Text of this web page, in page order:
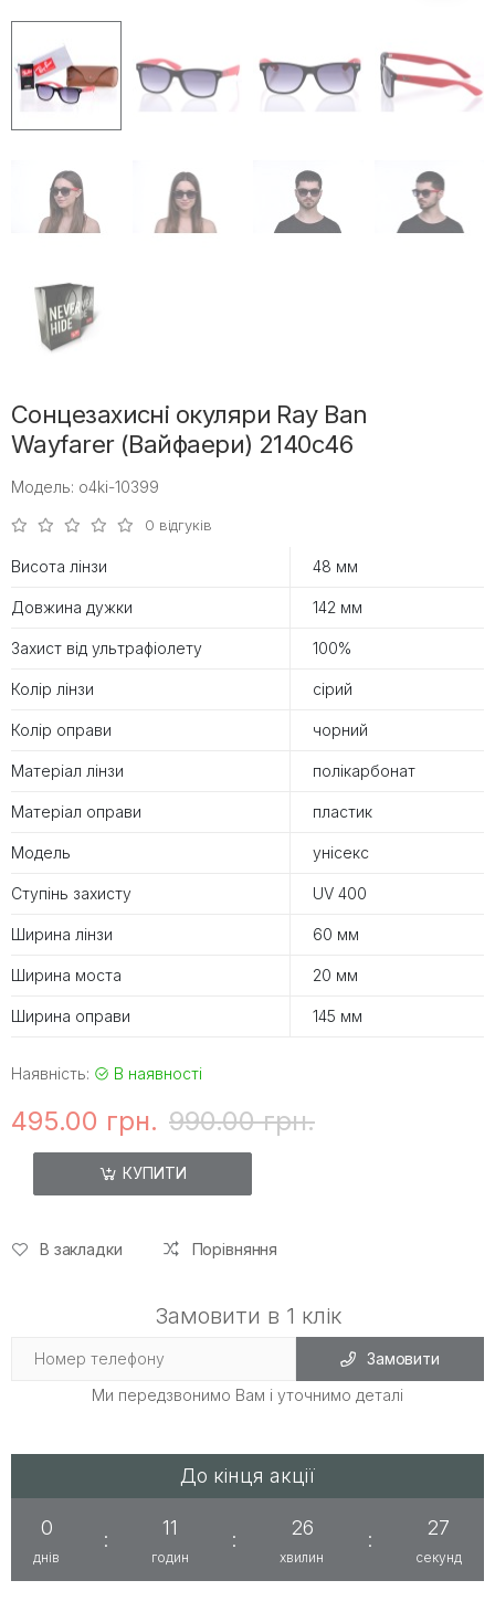
Сонцезахисні окуляри Ray Ban
Wayfarer (Вайфаери) 2140c46
Модель: o4ki-10399
0 відгуків
Висота лінзи 48 мм
Довжина дужки 142 мм
Захист від ультрафіолету 100%
Колір лінзи сірий
Колір оправи чорний
Матеріал лінзи полікарбонат
Матеріал оправи пластик
Модель унісекс
Ступінь захисту UV 400
Ширина лінзи 60 мм
Ширина моста 20 мм
Ширина оправи 145 мм
Наявність: В наявності
495.00 грн. 990.00 грн.
КУПИТИ
В закладки Порівняння
Замовити в 1 клік
Замовити
Ми передзвонимо Вам і уточнимо деталі
До кінця акції
0
днів
:
11
годин
:
26
хвилин
:
26
секунд